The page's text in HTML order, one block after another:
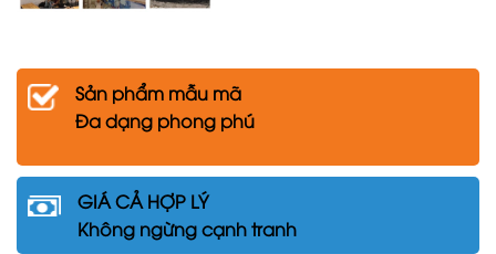
Sản phẩm mẫu mã
Đa dạng phong phú
GIÁ CẢ HỢP LÝ
Không ngừng cạnh tranh